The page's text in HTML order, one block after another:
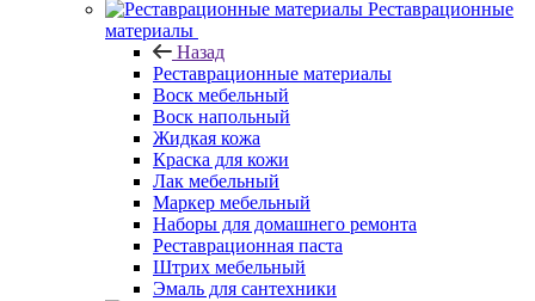
Реставрационные
материалы
Назад
Реставрационные материалы
Воск мебельный
Воск напольный
Жидкая кожа
Краска для кожи
Лак мебельный
Маркер мебельный
Наборы для домашнего ремонта
Реставрационная паста
Штрих мебельный
Эмаль для сантехники